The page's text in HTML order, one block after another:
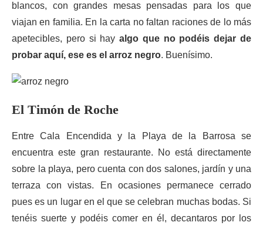
blancos, con grandes mesas pensadas para los que
viajan en familia. En la carta no faltan raciones de lo más
apetecibles, pero si hayalgo que no podéis dejar de
probar aquí, ese es el arroz negro. Buenísimo.
El Timón de Roche
Entre Cala Encendida y la Playa de la Barrosa se
encuentra este gran restaurante. No está directamente
sobre la playa, pero cuenta con dos salones, jardín y una
terraza con vistas. En ocasiones permanece cerrado
pues es un lugar en el que se celebran muchas bodas. Si
tenéis suerte y podéis comer en él, decantaros por los